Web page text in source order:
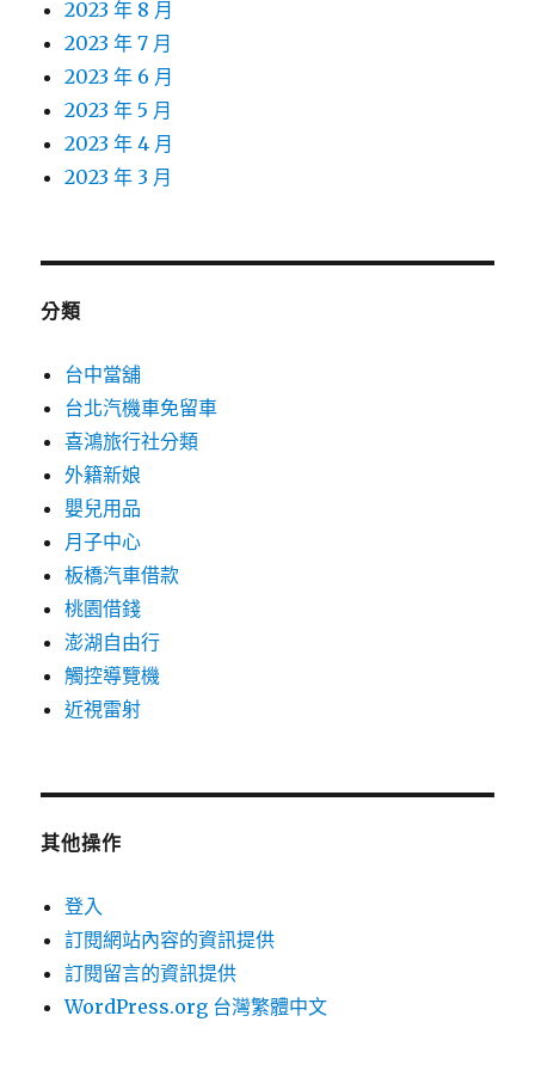
2023 年 8 月
2023 年 7 月
2023 年 6 月
2023 年 5 月
2023 年 4 月
2023 年 3 月
分類
台中當舖
台北汽機車免留車
喜鴻旅行社分類
外籍新娘
嬰兒用品
月子中心
板橋汽車借款
桃園借錢
澎湖自由行
觸控導覽機
近視雷射
其他操作
登入
訂閱網站內容的資訊提供
訂閱留言的資訊提供
WordPress.org 台灣繁體中文